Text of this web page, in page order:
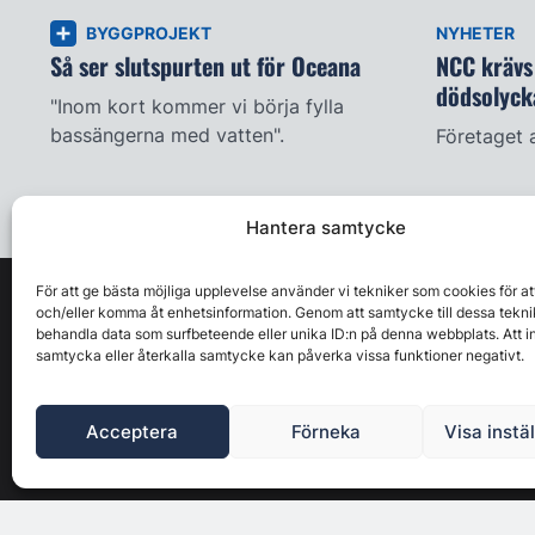
Hantera samtycke
För att ge bästa möjliga upplevelse använder vi tekniker som cookies för
och/eller komma åt enhetsinformation. Genom att samtycke till dessa
behandla data som surfbeteende eller unika ID:n på denna webbplats. Att
samtycka eller återkalla samtycke kan påverka vissa funktioner negativt.
Acceptera Förneka Visa
BYGGPROJEKT
Så ser slutspurten ut för Oceana
"Inom kort kommer vi börja fylla
bassängerna med vatten".
NYHETER
NCC
Företaget